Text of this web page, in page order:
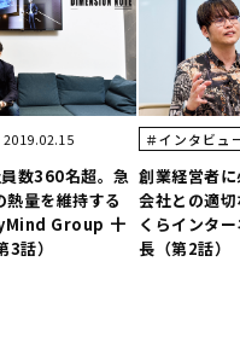
2019.02.15
数360名超。急
量を維持する
Group 十
話）
＃インタビュ
創業経営者に
会社との適
くらインタ
長（第2話）